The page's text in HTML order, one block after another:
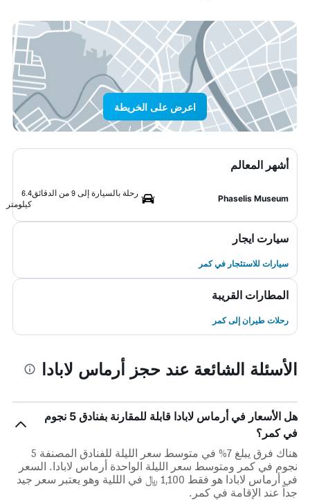
اعرض على الخريطة
أشهر المعالم
Phaselis Museum
رحلة بالسيارة إلى 9 من الدقائق
6.4
كيلومتر
سيارت ايجار
سيارات للاستئجار في كمر
المطارات القريبة
رحلات طيران إلى كمر
الأسئلة الشائعة عند حجز أرماس لابادا
هل الأسعار في أرماس لابادا قابلة للمقارنة بفنادق 5 نجوم
في كمر؟
هناك فرق يبلغ 7% في متوسط ​​سعر الليلة للفنادق المصنفة 5
نجوم في كمر ومتوسط ​​سعر الليلة الواحدة أرماس لابادا. السعر
في أرماس لابادا هو فقط 1,100 ﷼ في الللية وهو يعتبر سعر جيد
جداً عند الإقامة في كمر.